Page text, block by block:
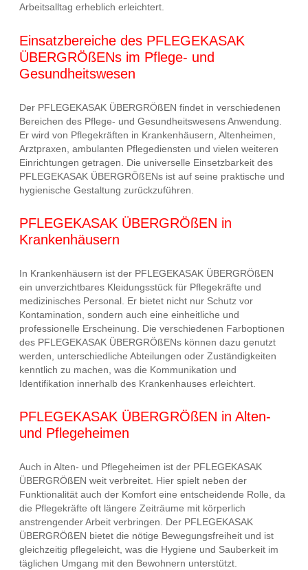
Arbeitsalltag erheblich erleichtert.
Einsatzbereiche des PFLEGEKASAK
ÜBERGRÖßENs im Pflege- und
Gesundheitswesen
Der PFLEGEKASAK ÜBERGRÖßEN findet in verschiedenen
Bereichen des Pflege- und Gesundheitswesens Anwendung.
Er wird von Pflegekräften in Krankenhäusern, Altenheimen,
Arztpraxen, ambulanten Pflegediensten und vielen weiteren
Einrichtungen getragen. Die universelle Einsetzbarkeit des
PFLEGEKASAK ÜBERGRÖßENs ist auf seine praktische und
hygienische Gestaltung zurückzuführen.
PFLEGEKASAK ÜBERGRÖßEN in
Krankenhäusern
In Krankenhäusern ist der PFLEGEKASAK ÜBERGRÖßEN
ein unverzichtbares Kleidungsstück für Pflegekräfte und
medizinisches Personal. Er bietet nicht nur Schutz vor
Kontamination, sondern auch eine einheitliche und
professionelle Erscheinung. Die verschiedenen Farboptionen
des PFLEGEKASAK ÜBERGRÖßENs können dazu genutzt
werden, unterschiedliche Abteilungen oder Zuständigkeiten
kenntlich zu machen, was die Kommunikation und
Identifikation innerhalb des Krankenhauses erleichtert.
PFLEGEKASAK ÜBERGRÖßEN in Alten-
und Pflegeheimen
Auch in Alten- und Pflegeheimen ist der PFLEGEKASAK
ÜBERGRÖßEN weit verbreitet. Hier spielt neben der
Funktionalität auch der Komfort eine entscheidende Rolle, da
die Pflegekräfte oft längere Zeiträume mit körperlich
anstrengender Arbeit verbringen. Der PFLEGEKASAK
ÜBERGRÖßEN bietet die nötige Bewegungsfreiheit und ist
gleichzeitig pflegeleicht, was die Hygiene und Sauberkeit im
täglichen Umgang mit den Bewohnern unterstützt.